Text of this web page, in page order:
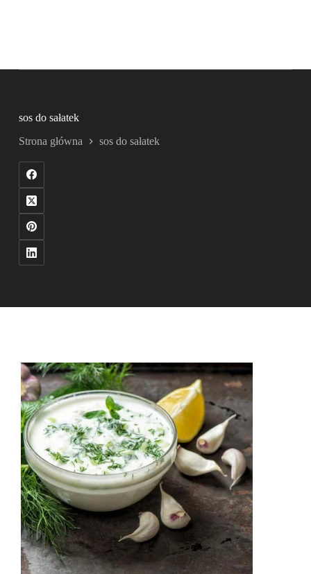
sos do sałatek
Strona główna sos do sałatek